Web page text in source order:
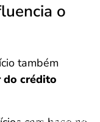
o
também
crédito